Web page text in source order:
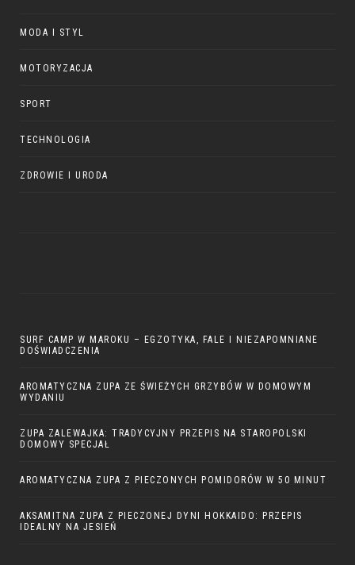
MODA I STYL
MOTORYZACJA
SPORT
TECHNOLOGIA
ZDROWIE I URODA
SURF CAMP W MAROKU – EGZOTYKA, FALE I NIEZAPOMNIANE
DOŚWIADCZENIA
AROMATYCZNA ZUPA ZE ŚWIEŻYCH GRZYBÓW W DOMOWYM
WYDANIU
ZUPA ZALEWAJKA: TRADYCYJNY PRZEPIS NA STAROPOLSKI
DOMOWY SPECJAŁ
AROMATYCZNA ZUPA Z PIECZONYCH POMIDORÓW W 50 MINUT
AKSAMITNA ZUPA Z PIECZONEJ DYNI HOKKAIDO: PRZEPIS
IDEALNY NA JESIEŃ